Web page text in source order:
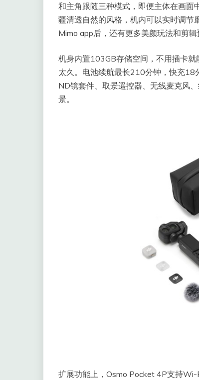
和主角跟随三种模式，即便主体在画面
疆清透自然的风格，机内可以实时调节
Mimo app后，还有更多美颜玩法和剪辑
机身内置103GB存储空间，不用插卡
太久。电池续航最长210分钟，快充18
ND镜套件、取景遥控器、无线麦克风
景。
扩展功能上，Osmo Pocket 4P支持Wi-